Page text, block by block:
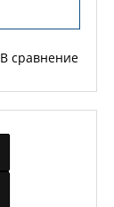
В сравнение